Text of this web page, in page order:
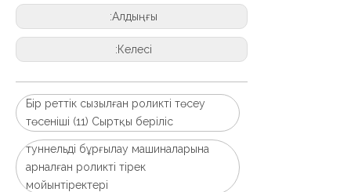
Алдыңғы:
Келесі:
Бір реттік сызылған роликті төсеу
төсеніші (11) Сыртқы беріліс
туннельді бұрғылау машиналарына
арналған роликті тірек
мойынтіректері